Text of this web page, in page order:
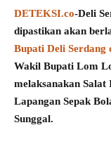
DETEKSI.co-Deli
dipastikan akan
Bupati Deli
Wakil Bupati Lom
melaksanakan
Lapangan Sepak
Sunggal.